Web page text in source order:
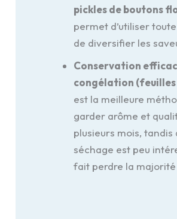
pickles de boutons
permet d’utiliser
de diversifier les
Conservation
congélation (feuilles
est la meilleure
garder arôme et
plusieurs mois, tandis
séchage est peu
fait perdre la majorité